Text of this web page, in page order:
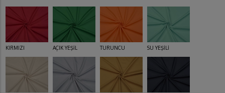
KIRMIZI AÇIK YEŞİL TURUNCU SU YEŞİLİ